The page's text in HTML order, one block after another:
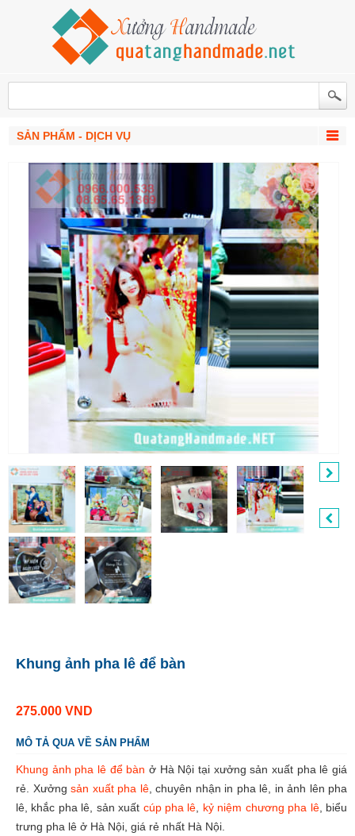
SẢN PHẨM - DỊCH VỤ
Khung ảnh pha lê để bàn
275.000 VND
MÔ TẢ QUA VỀ SẢN PHẨM
Khung ảnh pha lê để bàn ở Hà Nội tại xưởng sản xuất pha lê giá
rẻ. Xưởng sản xuất pha lê, chuyên nhận in pha lê, in ảnh lên pha
lê, khắc pha lê, sản xuất cúp pha lê kỷ niệm chương pha lê, biểu
trưng pha lê ở Hà Nội, giá rẻ nhất Hà Nội.